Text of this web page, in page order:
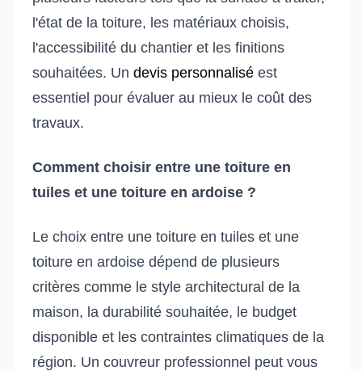
l'état de la toiture, les matériaux choisis,
l'accessibilité du chantier et les finitions
souhaitées. Un devis personnalisé est
essentiel pour évaluer au mieux le coût des
travaux.
Comment choisir entre une toiture en
tuiles et une toiture en ardoise ?
Le choix entre une toiture en tuiles et une
toiture en ardoise dépend de plusieurs
critères comme le style architectural de la
maison, la durabilité souhaitée, le budget
disponible et les contraintes climatiques de la
région. Un couvreur professionnel peut vous